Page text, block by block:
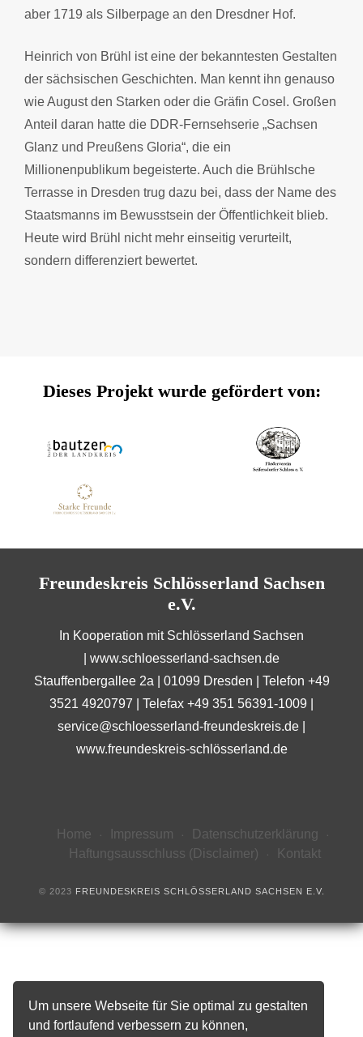
Um unsere Webseite für Sie optimal zu gestalten
und fortlaufend verbessern zu können,
aber 1719 als Silberpage an den Dresdner Hof.
Heinrich von Brühl ist eine der bekanntesten Gestalten
der sächsischen Geschichten. Man kennt ihn genauso
wie August den Starken oder die Gräfin Cosel. Großen
Anteil daran hatte die DDR-Fernsehserie „Sachsen
Glanz und Preußens Gloria“, die ein
Millionenpublikum begeisterte. Auch die Brühlsche
Terrasse in Dresden trug dazu bei, dass der Name des
Staatsmanns im Bewusstsein der Öffentlichkeit blieb.
Heute wird Brühl nicht mehr einseitig verurteilt,
sondern differenziert bewertet.
Dieses Projekt wurde gefördert von:
Freundeskreis Schlösserland Sachsen
e.V.
In Kooperation mit Schlösserland Sachsen
www.schloesserland-sachsen.de
Stauffenbergallee 2a | 01099 Dresden | Telefon +49
3521 4920797 | Telefax +49 351 56391-1009 |
service@schloesserland-freundeskreis.de
www.freundeskreis-schlösserland.de
Home Impressum
Datenschutzerklärung
Haftungsausschluss (Disclaimer)
Kontakt
© 2023 FREUNDESKREIS SCHLÖSSERLAND SACHSEN E.V.